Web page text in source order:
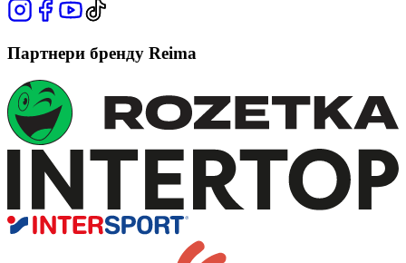
Партнери бренду Reima